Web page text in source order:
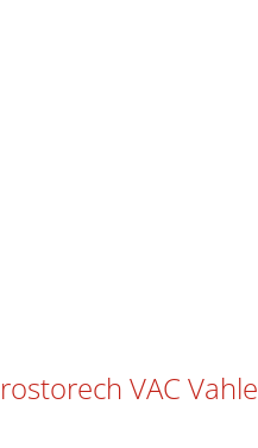
VAC